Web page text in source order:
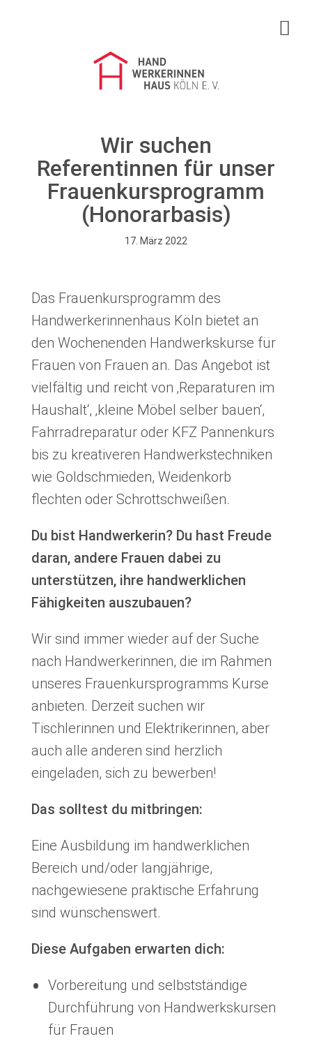
Handwerkerinnenhaus Köln e.V.
Mädchenprojekt Zukunft
Infos & Service
Ansprechpartnerinnen Kontakt
JETZT SPENDEN
FacebookInstagramYoutube Pride
Wir suchen
Referentinnen für unser
Frauenkursprogramm
(Honorarbasis)
17. März 2022
Das Frauenkursprogramm des
Handwerkerinnenhaus Köln bietet an
den Wochenenden Handwerkskurse für
Frauen von Frauen an. Das Angebot ist
vielfältig und reicht von ‚Reparaturen im
Haushalt‘, ‚kleine Möbel selber bauen‘,
Fahrradreparatur oder KFZ Pannenkurs
bis zu kreativeren Handwerkstechniken
wie Goldschmieden, Weidenkorb
flechten oder Schrottschweißen.
Du bist Handwerkerin? Du hast Freude
daran, andere Frauen dabei zu
unterstützen, ihre handwerklichen
Fähigkeiten auszubauen?
Wir sind immer wieder auf der Suche
nach Handwerkerinnen, die im Rahmen
unseres Frauenkursprogramms Kurse
anbieten. Derzeit suchen wir
Tischlerinnen und Elektrikerinnen, aber
auch alle anderen sind herzlich
eingeladen, sich zu bewerben!
Das solltest du mitbringen:
Eine Ausbildung im handwerklichen
Bereich und/oder langjährige,
nachgewiesene praktische Erfahrung
sind wünschenswert.
Diese Aufgaben erwarten dich:
Vorbereitung und selbstständige
Durchführung von Handwerkskursen
für Frauen